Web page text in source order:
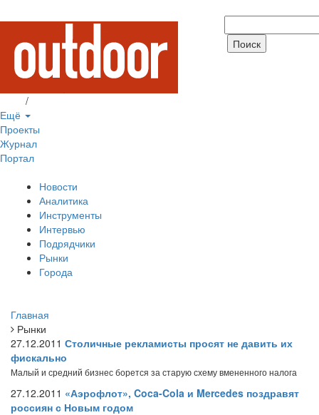
/
Ещё
Проекты
Журнал
Портал
Новости
Аналитика
Инструменты
Интервью
Подрядчики
Рынки
Города
Главная
Рынки
27.12.2011 Столичные рекламисты просят не давить их
фискально
Малый и средний бизнес борется за старую схему вмененного налога
27.12.2011 «Аэрофлот», Coca-Cola и Mercedes поздравят
россиян с Новым годом